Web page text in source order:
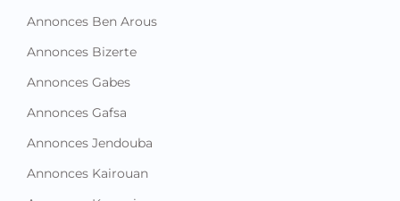
Annonces Ben Arous
Annonces Bizerte
Annonces Gabes
Annonces Gafsa
Annonces Jendouba
Annonces Kairouan